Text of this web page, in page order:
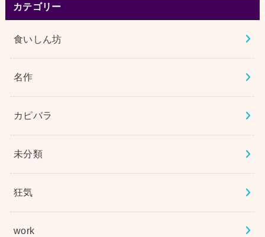
カテゴリー
食いしん坊
名作
カピバラ
未分類
狂気
work